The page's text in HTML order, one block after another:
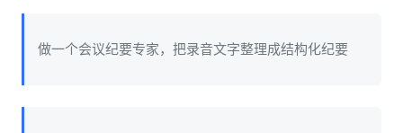
做一个会议纪要专家，把录音文字整理成结构化纪要